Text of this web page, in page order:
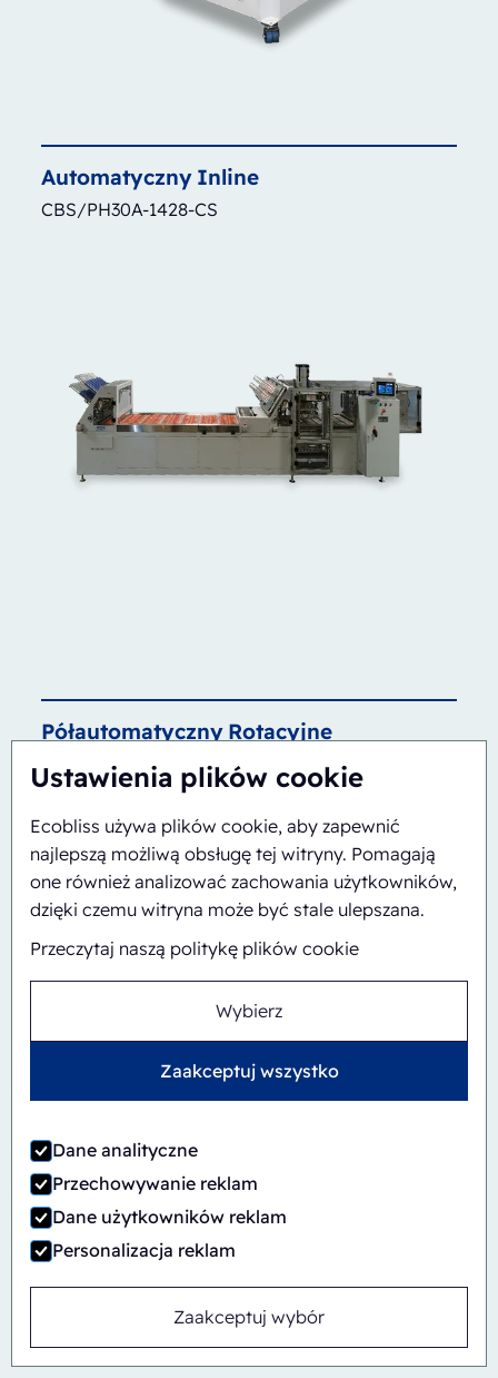
Ustawienia plików cookie
Ecobliss używa plików cookie, aby zapewnić
najlepszą możliwą obsługę tej witryny. Pomagają
one również analizować zachowania użytkowników,
dzięki czemu witryna może być stale ulepszana.
Przeczytaj naszą politykę plików cookie
Wybierz
Zaakceptuj wszystko
Dane analityczne
Przechowywanie reklam
Dane użytkowników reklam
Personalizacja reklam
Zaakceptuj wybór
Automatyczny Inline
CBS/PH30A-1428-CS
Półautomatyczny Rotacyjne
ERB/PH4-1418-CS
AutomatycznyInline
CBS/PH30-1428-CS